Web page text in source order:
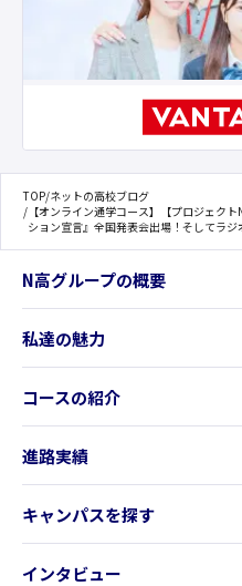
TOP/ネットの高校ブログ
/ 【オンライン通学コース】【プロジェク
ション宣言』全国発表会出場！そしてラ
N高グループの概要
私達の魅力
コースの紹介
進路実績
キャンパスを探す
インタビュー